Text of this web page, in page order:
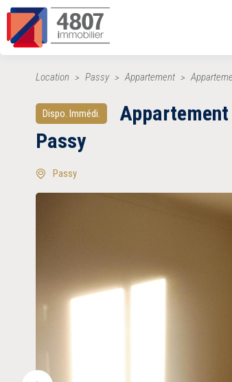
Location Passy Appartement
Dispo. Immédi.
Passy
Passy